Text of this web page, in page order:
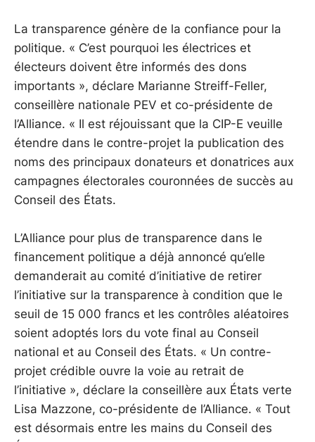
La transparence génère de la confiance pour la
politique. « C’est pourquoi les électrices et
électeurs doivent être informés des dons
importants », déclare Marianne Streiff-Feller,
conseillère nationale PEV et co-présidente de
l’Alliance. « Il est réjouissant que la CIP-E veuille
étendre dans le contre-projet la publication des
noms des principaux donateurs et donatrices aux
campagnes électorales couronnées de succès au
Conseil des États.
L’Alliance pour plus de transparence dans le
financement politique a déjà annoncé qu’elle
demanderait au comité d’initiative de retirer
l’initiative sur la transparence à condition que le
seuil de 15 000 francs et les contrôles aléatoires
soient adoptés lors du vote final au Conseil
national et au Conseil des États. « Un contre-
projet crédible ouvre la voie au retrait de
l’initiative », déclare la conseillère aux États verte
Lisa Mazzone, co-présidente de l’Alliance. « Tout
est désormais entre les mains du Conseil des